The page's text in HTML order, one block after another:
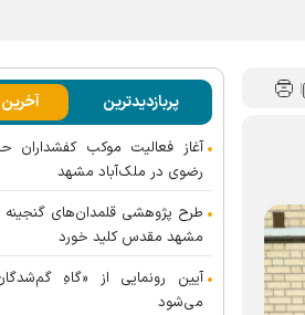
پربازدیدترین آخرین
آغاز فعالیت موکب کفشداران
رضوی در ملک‌آباد مشهد
طرح پژوهشی قلمدان‌های
مشهد مقدس کلید خورد
آیین رونمایی از «گاهِ
می‌شود